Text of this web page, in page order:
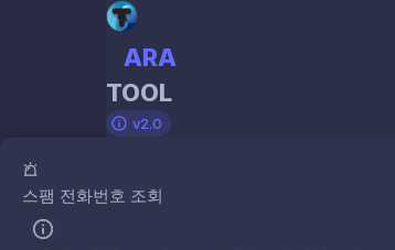
ARA
TOOL
v2.0
스팸 전화번호 조회